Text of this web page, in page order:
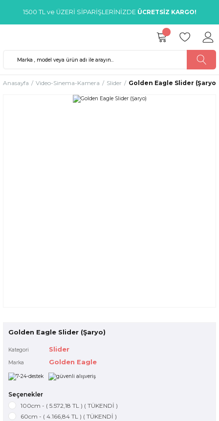
1500 TL ve ÜZERİ SİPARİŞLERİNİZDE ÜCRETSİZ KARGO!
Anasayfa Video-Sinema-Kamera Slider Golden Eagle Slider (Şaryo)
Golden Eagle Slider (Şaryo)
Kategori Slider
Marka Golden Eagle
Seçenekler
100cm - ( 5.572,18 TL ) ( TÜKENDİ )
60cm - ( 4.166,84 TL ) ( TÜKENDİ )